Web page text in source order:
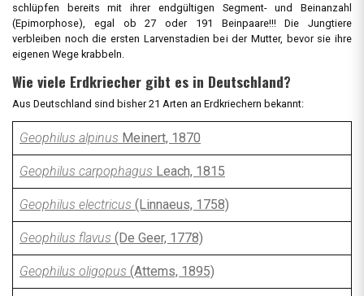
schlüpfen bereits mit ihrer endgültigen Segment- und Beinanzahl
(Epimorphose), egal ob 27 oder 191 Beinpaare!!! Die Jungtiere
verbleiben noch die ersten Larvenstadien bei der Mutter, bevor sie ihre
eigenen Wege krabbeln.
Wie viele Erdkriecher gibt es in Deutschland?
Aus Deutschland sind bisher 21 Arten an Erdkriechern bekannt:
Geophilus alpinus Meinert, 1870
Geophilus carpophagus Leach, 1815
Geophilus electricus (Linnaeus, 1758)
Geophilus flavus (De Geer, 1778)
Geophilus oligopus (Attems, 1895)